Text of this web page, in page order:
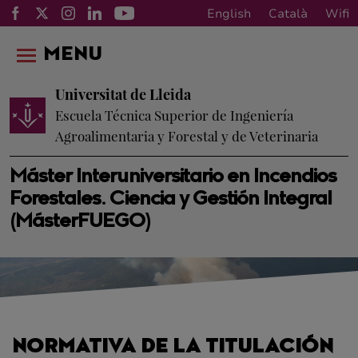
English Català Wifi
Máster Interuniversitario en Incendios
Forestales. Ciencia y Gestión Integral
(MásterFUEGO)
Universitat de Lleida
Escuela Técnica Superior de Ingeniería
Agroalimentaria y Forestal y de Veterinaria
MENU
NORMATIVA DE LA TITULACIÓN